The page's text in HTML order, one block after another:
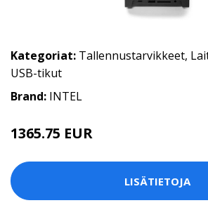
Kategoriat: Tallennustarvikkeet,
USB-tikut
Brand: INTEL
1365.75 EUR
LISÄTIETOJA